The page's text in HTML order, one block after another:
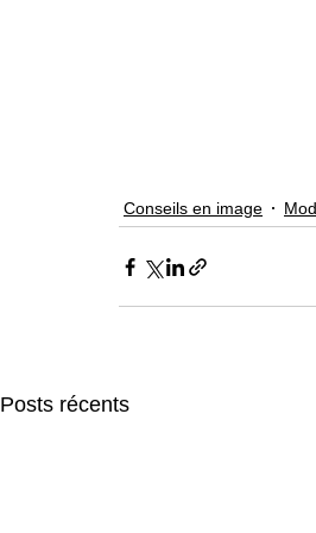
Conseils en image
Posts récents